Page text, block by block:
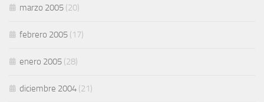
marzo 2005 (20)
febrero 2005 (17)
enero 2005 (28)
diciembre 2004 (21)